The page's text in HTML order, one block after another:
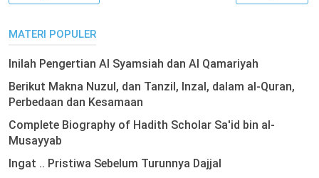
MATERI POPULER
Inilah Pengertian Al Syamsiah dan Al Qamariyah
Berikut Makna Nuzul, dan Tanzil, Inzal, dalam al-Quran,
Perbedaan dan Kesamaan
Complete Biography of Hadith Scholar Sa'id bin al-
Musayyab
Ingat .. Pristiwa Sebelum Turunnya Dajjal